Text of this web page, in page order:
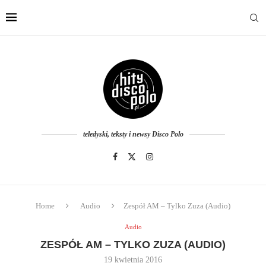
teledyski, teksty i newsy Disco Polo
Home Audio Zespół AM – Tylko Zuza (Audio)
Audio
ZESPÓŁ AM – TYLKO ZUZA (AUDIO)
19 kwietnia 2016